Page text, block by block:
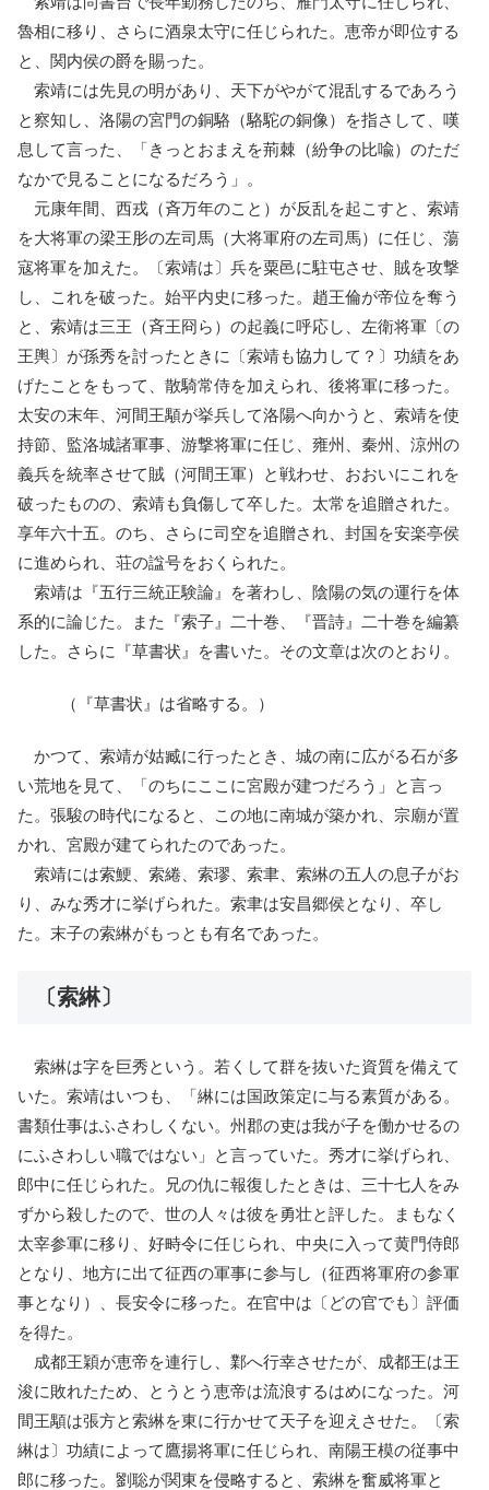
魯相に移り、さらに酒泉太守に任じられた。恵帝が即位する
と、関内侯の爵を賜った。
索靖には先見の明があり、天下がやがて混乱するであろう
と察知し、洛陽の宮門の銅駱（駱駝の銅像）を指さして、嘆
息して言った、「きっとおまえを荊棘（紛争の比喩）のただ
なかで見ることになるだろう」。
元康年間、西戎（斉万年のこと）が反乱を起こすと、索靖
を大将軍の梁王肜の左司馬（大将軍府の左司馬）に任じ、蕩
寇将軍を加えた。〔索靖は〕兵を粟邑に駐屯させ、賊を攻撃
し、これを破った。始平内史に移った。趙王倫が帝位を奪う
と、索靖は三王（斉王冏ら）の起義に呼応し、左衛将軍〔の
王輿〕が孫秀を討ったときに〔索靖も協力して？〕功績をあ
げたことをもって、散騎常侍を加えられ、後将軍に移った。
太安の末年、河間王顒が挙兵して洛陽へ向かうと、索靖を使
持節、監洛城諸軍事、游撃将軍に任じ、雍州、秦州、涼州の
義兵を統率させて賊（河間王軍）と戦わせ、おおいにこれを
破ったものの、索靖も負傷して卒した。太常を追贈された。
享年六十五。のち、さらに司空を追贈され、封国を安楽亭侯
に進められ、荘の諡号をおくられた。
索靖は『五行三統正験論』を著わし、陰陽の気の運行を体
系的に論じた。また『索子』二十巻、『晋詩』二十巻を編纂
した。さらに『草書状』を書いた。その文章は次のとおり。
（『草書状』は省略する。）
かつて、索靖が姑臧に行ったとき、城の南に広がる石が多
い荒地を見て、「のちにここに宮殿が建つだろう」と言っ
た。張駿の時代になると、この地に南城が築かれ、宗廟が置
かれ、宮殿が建てられたのであった。
索靖には索鯁、索綣、索璆、索聿、索綝の五人の息子がお
り、みな秀才に挙げられた。索聿は安昌郷侯となり、卒し
た。末子の索綝がもっとも有名であった。
〔索綝〕
索綝は字を巨秀という。若くして群を抜いた資質を備えて
いた。索靖はいつも、「綝には国政策定に与る素質がある。
書類仕事はふさわしくない。州郡の吏は我が子を働かせるの
にふさわしい職ではない」と言っていた。秀才に挙げられ、
郎中に任じられた。兄の仇に報復したときは、三十七人をみ
ずから殺したので、世の人々は彼を勇壮と評した。まもなく
太宰参軍に移り、好畤令に任じられ、中央に入って黄門侍郎
となり、地方に出て征西の軍事に参与し（征西将軍府の参軍
事となり）、長安令に移った。在官中は〔どの官でも〕評価
を得た。
成都王穎が恵帝を連行し、鄴へ行幸させたが、成都王は王
浚に敗れたため、とうとう恵帝は流浪するはめになった。河
間王顒は張方と索綝を東に行かせて天子を迎えさせた。〔索
綝は〕功績によって鷹揚将軍に任じられ、南陽王模の従事中
郎に移った。劉聡が関東を侵略すると、索綝を奮威将軍と